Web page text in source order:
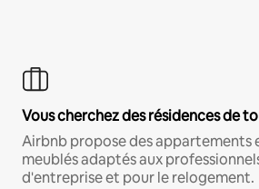
Vous cherchez des résidences de
Airbnb propose des appartements
meublés adaptés aux
d'entreprise et pour le relogement.